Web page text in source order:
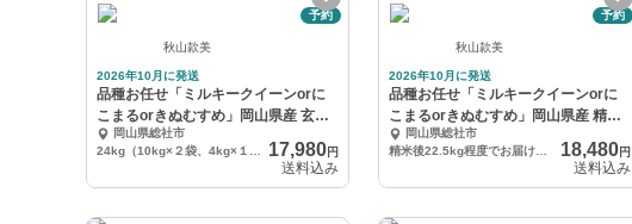
予約
秋山款美
2026年10月に発送
品種お任せ「ミルキークイーンorに
こまるorきぬむすめ」岡山県産 玄米
24kg岡山県総社市
17,980円
送料込み
予約
秋山款美
2026年10月に発送
品種お任せ「ミルキークイーンorに
こまるorきぬむすめ」岡山県産 精米
25kg岡山県総社市
精米後22.5kg程度でお届け（9kg×２袋、4.5kg×１袋）
18,480円
送料込み